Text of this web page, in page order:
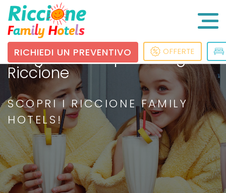
RICHIEDI UN PREVENTIVO OFFERTE
I migliori hotel per famiglie a
Riccione
SCOPRI I RICCIONE FAMILY
HOTELS!